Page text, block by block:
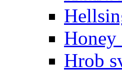
Honey
Hrob